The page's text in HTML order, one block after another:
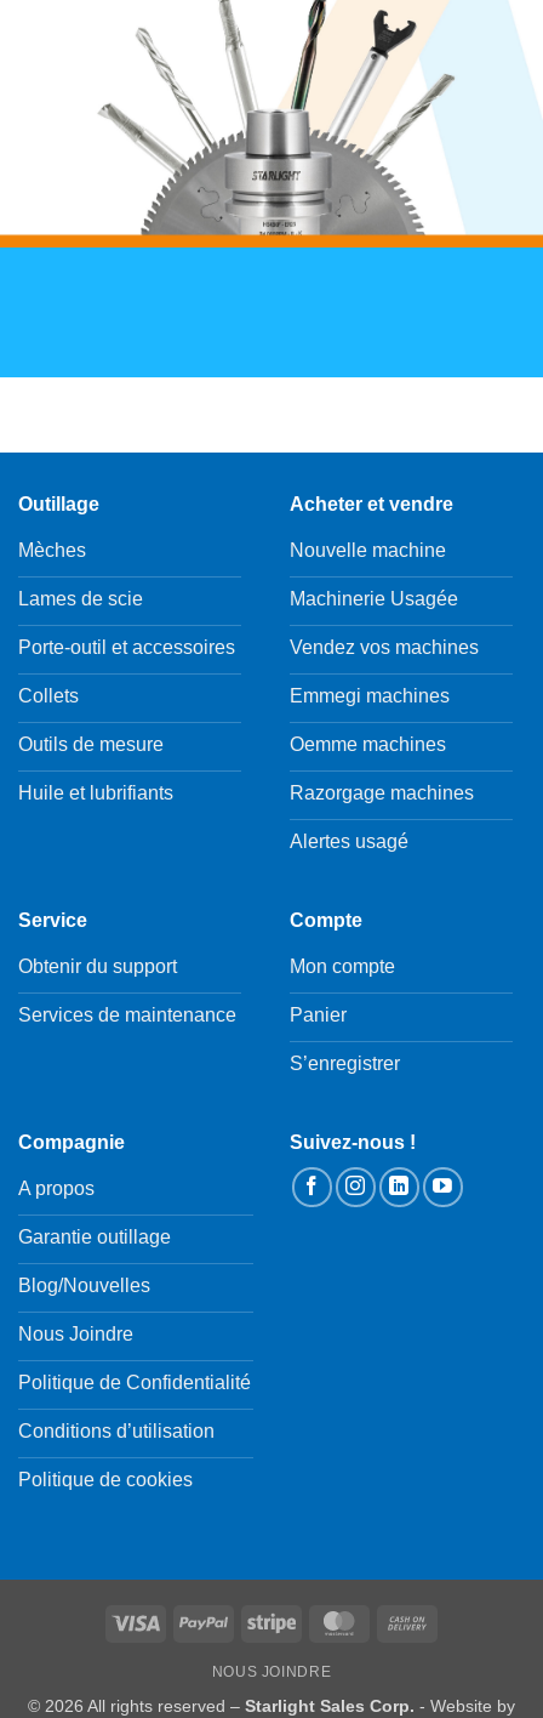
Outillage
Mèches
Lames de scie
Porte-outil et accessoires
Collets
Outils de mesure
Huile et lubrifiants
Acheter et vendre
Nouvelle machine
Machinerie Usagée
Vendez vos machines
Emmegi machines
Oemme machines
Razorgage machines
Alertes usagé
Service
Obtenir du support
Services de maintenance
Compte
Mon compte
Panier
S’enregistrer
Compagnie
A propos
Garantie outillage
Blog/Nouvelles
Nous Joindre
Politique de Confidentialité
Conditions d’utilisation
Politique de cookies
Suivez-nous !
Visa PayPal Stripe MasterCard
NOUS JOINDRE
© 2026 All rights reserved – Starlight Sales Corp. - Website by